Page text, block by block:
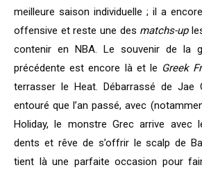
meilleure saison individuelle ; il a
offensive et reste une des matchs-up
contenir en NBA. Le souvenir de la
précédente est encore là et le Greek
terrasser le Heat. Débarrassé de Jae
entouré que l’an passé, avec
Holiday, le monstre Grec arrive avec
dents et rêve de s’offrir le scalp de
tient là une parfaite occasion pour